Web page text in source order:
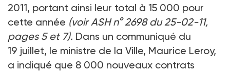
2011, portant ainsi leur total à 15 000 pour
cette année (voir ASH n° 2698 du 25-02-11,
pages 5 et 7). Dans un communiqué du
19 juillet, le ministre de la Ville, Maurice Leroy,
a indiqué que 8 000 nouveaux contrats